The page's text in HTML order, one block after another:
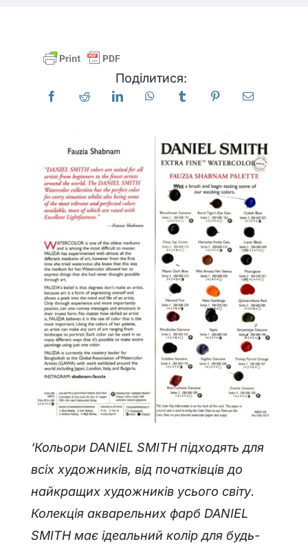
Ресурси
Знайти роздрібного продавця
Зв'яжіться з нами
Підписатися
Поділитися:
‘Кольори DANIEL SMITH підходять для
всіх художників, від початківців до
найкращих художників усього світу.
Колекція акварельних фарб DANIEL
SMITH має ідеальний колір для будь-